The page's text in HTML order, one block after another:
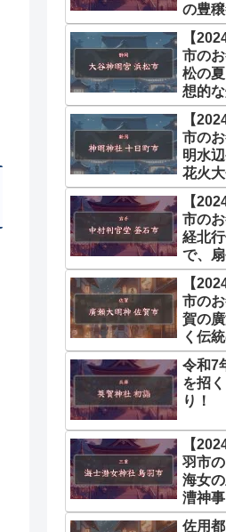
の豊
【
市の
松の
想的
【
市の
明水
花火
【
市の
経北
で、
【
市の
賀の
く伝
令和7
を招
り！
【
羽市
海女
漕神事
佐用